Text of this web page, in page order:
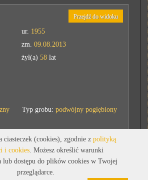
Przejdź do widoku
ur. 1955
zm.09.08.2013
żył(a)58 lat
Typ grobu:podwójny pogłębiony
Przejdź do widoku
ur.1888
zm. 09.08.1962
ciasteczek (cookies), zgodnie z polityką
i cookies. Możesz określić warunki
lub dostępu do plików cookies w Twojej
przeglądarce.